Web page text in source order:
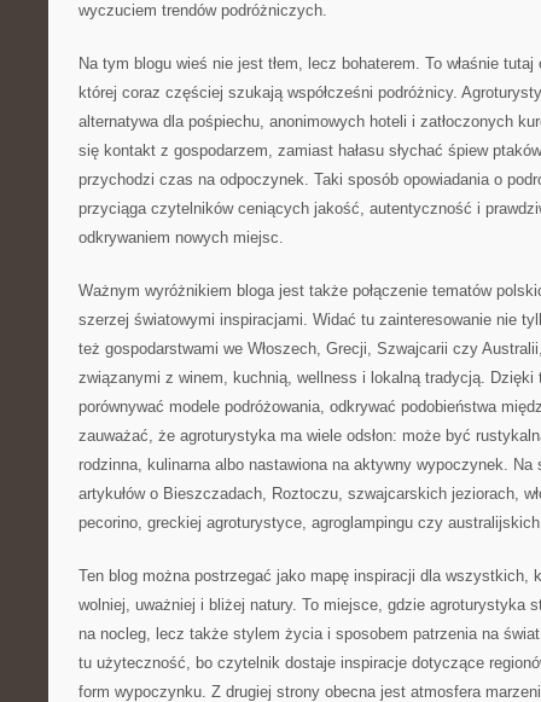
wyczuciem trendów podróżniczych.
Na tym blogu wieś nie jest tłem, lecz bohaterem. To właśnie
której coraz częściej szukają współcześni podróżnicy.
alternatywa dla pośpiechu, anonimowych hoteli i zatłoczonych
się kontakt z gospodarzem, zamiast hałasu słychać śpiew
przychodzi czas na odpoczynek. Taki sposób opowiadania o
przyciąga czytelników ceniących jakość, autentyczność i
odkrywaniem nowych miejsc.
Ważnym wyróżnikiem bloga jest także połączenie tematów
szerzej światowymi inspiracjami. Widać tu zainteresowanie nie
też gospodarstwami we Włoszech, Grecji, Szwajcarii czy
związanymi z winem, kuchnią, wellness i lokalną tradycją.
porównywać modele podróżowania, odkrywać podobieństwa
zauważać, że agroturystyka ma wiele odsłon: może być
rodzinna, kulinarna albo nastawiona na aktywny wypoczynek. Na
artykułów o Bieszczadach, Roztoczu, szwajcarskich jeziorach,
pecorino, greckiej agroturystyce, agroglampingu czy
Ten blog można postrzegać jako mapę inspiracji dla wszystkich,
wolniej, uważniej i bliżej natury. To miejsce, gdzie agroturystyka
na nocleg, lecz także stylem życia i sposobem patrzenia na
tu użyteczność, bo czytelnik dostaje inspiracje dotyczące
form wypoczynku. Z drugiej strony obecna jest atmosfera